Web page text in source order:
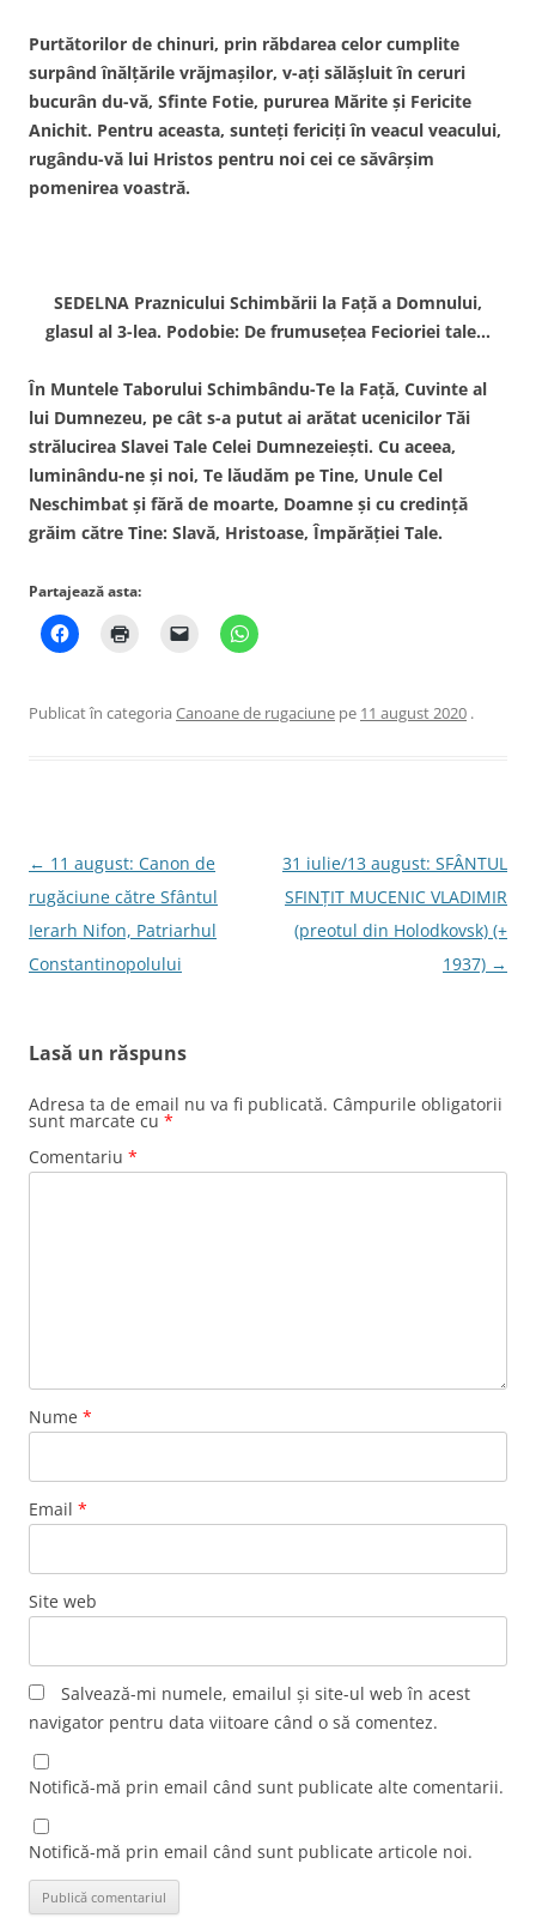
Purtătorilor de chinuri, prin răbdarea celor cumplite
surpând înălţările vrăjmaşilor, v-aţi sălăşluit în ceruri
bucurân du-vă, Sfinte Fotie, pururea Mărite şi Fericite
Anichit. Pentru aceasta, sunteţi fericiţi în veacul veacului,
rugându-vă lui Hristos pentru noi cei ce săvârşim
pomenirea voastră.
SEDELNA Praznicului Schimbării la Faţă a Domnului,
glasul al 3-lea. Podobie: De frumuseţea Fecioriei tale…
În Muntele Taborului Schimbându-Te la Faţă, Cuvinte al
lui Dumnezeu, pe cât s-a putut ai arătat ucenicilor Tăi
strălucirea Slavei Tale Celei Dumnezeieşti. Cu aceea,
luminându-ne şi noi, Te lăudăm pe Tine, Unule Cel
Neschimbat şi fără de moarte, Doamne şi cu credinţă
grăim către Tine: Slavă, Hristoase, Împărăţiei Tale.
Partajează asta:
Publicat în categoria Canoane de rugaciune pe 11 august 2020 .
Navigare
în
articole
← 11 august: Canon de
rugăciune către Sfântul
Ierarh Nifon, Patriarhul
Constantinopolului
31 iulie/13 august: SFÂNTUL
SFINȚIT MUCENIC VLADIMIR
(preotul din Holodkovsk) (+
1937) →
Lasă un răspuns
Adresa ta de email nu va fi publicată. Câmpurile obligatorii
sunt marcate cu *
Comentariu *
Nume *
Email *
Site web
Salvează-mi numele, emailul și site-ul web în acest
navigator pentru data viitoare când o să comentez.
Notifică-mă prin email când sunt publicate alte comentarii.
Notifică-mă prin email când sunt publicate articole noi.